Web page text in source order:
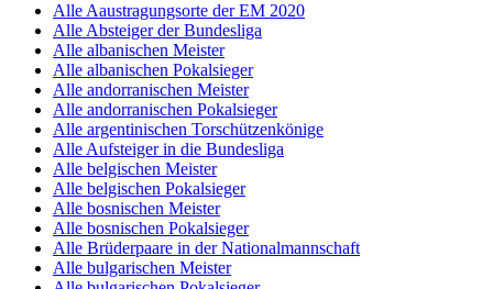
Alle Aaustragungsorte der EM 2020
Alle Absteiger der Bundesliga
Alle albanischen Meister
Alle albanischen Pokalsieger
Alle andorranischen Meister
Alle andorranischen Pokalsieger
Alle argentinischen Torschützenkönige
Alle Aufsteiger in die Bundesliga
Alle belgischen Meister
Alle belgischen Pokalsieger
Alle bosnischen Meister
Alle bosnischen Pokalsieger
Alle Brüderpaare in der Nationalmannschaft
Alle bulgarischen Meister